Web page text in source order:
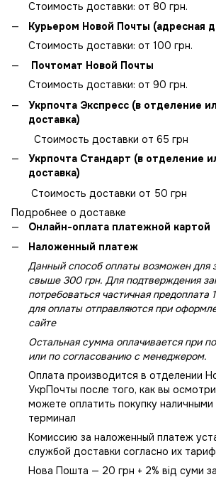
Стоимость доставки: от 80 грн.
Курьером Новой Почты (адресная
Стоимость доставки: от 100 грн.
Почтомат Новой Почты
Стоимость доставки: от 90 грн.
Укрпочта Экспресс (в отделение
доставка)
Стоимость доставки от 65 грн
Укрпочта Стандарт (в отделение
доставка)
Стоимость доставки от 50 грн
Подробнее о доставке
Онлайн-оплата платежной картой
Наложенный платеж
Данный способ оплаты возможен для
свыше 300 грн. Для подтверждения
потребоваться частичная предоплата
для оплаты отправляются при
сайте
Остальная сумма оплачивается при
или по согласованию с менеджером.
Оплата производится в отделении
УкрПочты после того, как вы
можете оплатить покупку наличными
терминал
Комиссию за наложенный платеж
службой доставки согласно их
Нова Пошта — 20 грн + 2% від суми